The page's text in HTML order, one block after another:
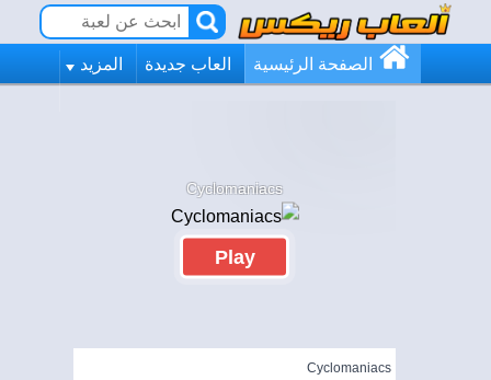
الصفحة الرئيسية العاب جديدة المزيد
Cyclomaniacs
Play
Cyclomaniacs